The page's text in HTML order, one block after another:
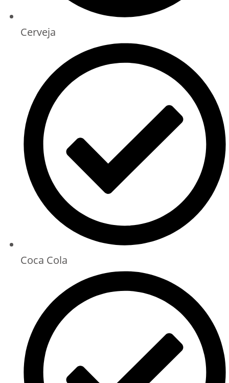
Cerveja
Coca Cola